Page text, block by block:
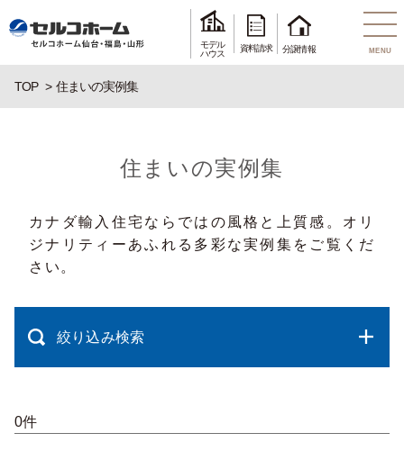
モデル
ハウス
資料請求 分譲情報 MENU
TOP 住まいの実例集
住まいの実例集
カナダ輸入住宅ならではの風格と上質感。オリ
ジナリティーあふれる多彩な実例集をご覧くだ
さい。
絞り込み検索
0件